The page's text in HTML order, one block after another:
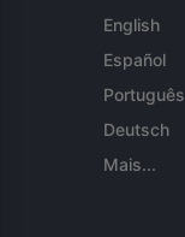
English
Español
Português
Deutsch
Mais...